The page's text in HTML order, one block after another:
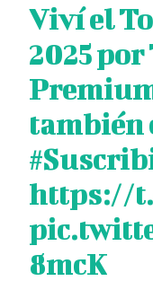
Viví el
2025
también
https://
8mcK